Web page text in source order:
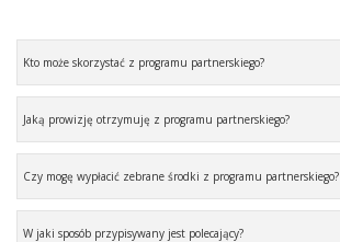
Kto może skorzystać z programu partnerskiego?
Jaką prowizję otrzymuję z programu partnerskiego?
Czy mogę wypłacić zebrane środki z programu partnerskiego?
W jaki sposób przypisywany jest polecający?